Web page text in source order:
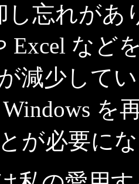
し忘れがあ
Excel など
減少して
を
が必要に